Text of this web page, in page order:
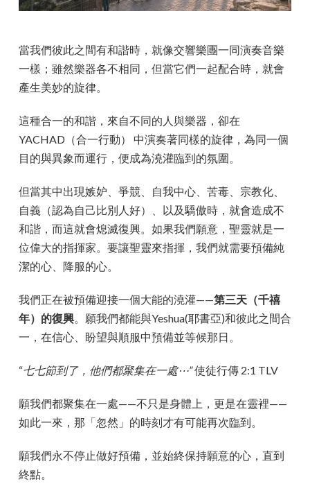
當我們彼此之間有和諧時，就像交響樂團一同演奏音樂
一樣；雖然樂器各不相同，但當它們一起配合時，就會
產生美妙的旋律。
這種合一的和諧，來自不同的人與樂器，卻在
YACHAD（合一行動） 中演奏著同樣的旋律，為同一個
目的與異象而運行，便成為澆灌臨到的氛圍。
但當其中出現嫉妒、爭競、自我中心、苦毒、宗教化、
自義（認為自己比別人好）、以及驕傲時，就會造成不
和諧，而這就會熄滅復興。如果我們願意，聖靈就是一
位偉大的指揮家。要讓聖靈來指揮，我們就需要預備純
潔的心、降服的心。
我們正在被預備迎接一個大能的澆灌——第三天（千禧
年）的復興。願我們都能與Yeshua(耶書亞)和彼此之間合
一，在信心、盼望與順服中預備並等候那日。
“七七節到了，他們都聚集在一處⋯”使徒行傳 2:1 TLV
願我們都聚集在一處——不只是身體上，更是在靈裡——
如此一來，那「忽然」的時刻才有可能再次臨到。
願我們永不停止做好預備，並始終保持願意的心，直到
終點。